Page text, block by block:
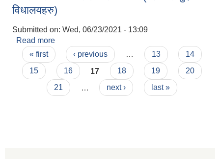
विधालयहरु)
Submitted on: Wed, 06/23/2021 - 13:09
Read more
विधालयहरु)
Pages
« first ‹ previous 13
14
15
16 17 18 19
20
21
next › last »